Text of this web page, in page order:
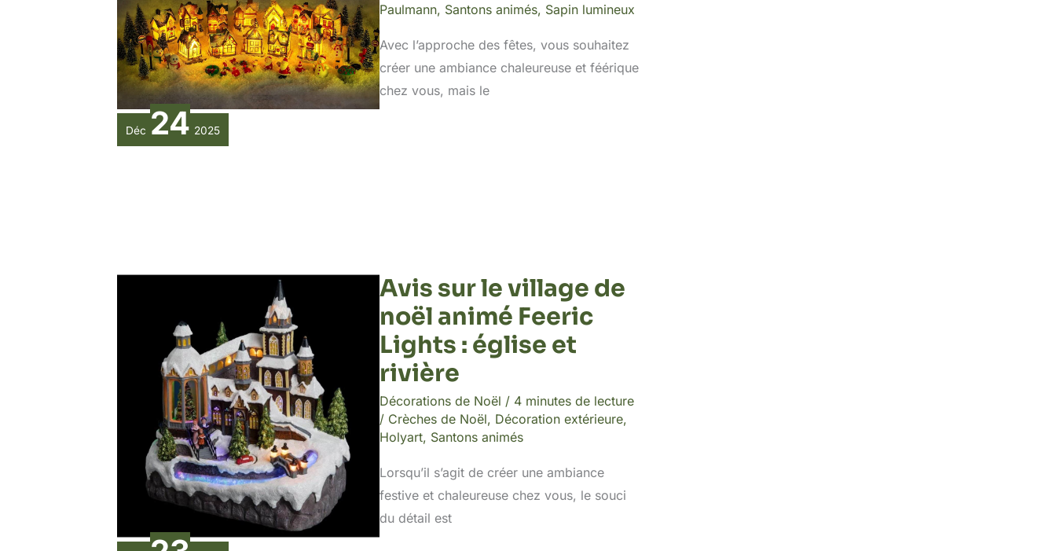
Déc 24 2025
Paulmann, Santons animés, Sapin lumineux
Avec l’approche des fêtes, vous souhaitez
créer une ambiance chaleureuse et féérique
chez vous, mais le
Avis sur le village de
noël animé Feeric
Lights : église et
rivière
Décorations de Noël / 4 minutes de lecture
/ Crèches de Noël, Décoration extérieure,
Holyart, Santons animés
Lorsqu’il s’agit de créer une ambiance
festive et chaleureuse chez vous, le souci
du détail est